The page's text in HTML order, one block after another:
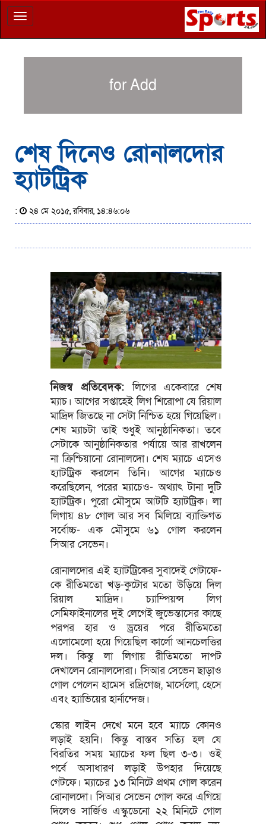
Toggle
navigation
for Add
শেষ দিনেও রোনালদোর
হ্যাটট্রিক
: ২৪ মে ২০১৫, রবিবার, ১৪:৪৬:০৬
নিজস্ব প্রতিবেদক:লিগের একেবারে শেষ
ম্যাচ। আগের সপ্তাহেই লিগ শিরোপা যে রিয়াল
মাদ্রিদ জিতছে না সেটা নিশ্চিত হয়ে গিয়েছিল।
শেষ ম্যাচটা তাই শুধুই আনুষ্ঠানিকতা। তবে
সেটাকে আনুষ্ঠানিকতার পর্যায়ে আর রাখলেন
না ক্রিশ্চিয়ানো রোনালদো। শেষ ম্যাচে এসেও
হ্যাটট্রিক করলেন তিনি। আগের ম্যাচেও
করেছিলেন, পরের ম্যাচেও- অথ্যাৎ টানা দুটি
হ্যাটট্রিক। পুরো মৌসুমে আটটি হ্যাটট্রিক। লা
লিগায় ৪৮ গোল আর সব মিলিয়ে ব্যাক্তিগত
সর্বোচ্চ- এক মৌসুমে ৬১ গোল করলেন
সিআর সেভেন।
রোনালদোর এই হ্যাটট্রিকের সুবাদেই গেটাফে-
কে রীতিমতো খড়-কুটোর মতো উড়িয়ে দিল
রিয়াল মাদ্রিদ। চ্যাম্পিয়ন্স লিগ
সেমিফাইনালের দুই লেগেই জুভেন্তাসের কাছে
পরপর হার ও ড্রয়ের পরে রীতিমতো
এলোমেলো হয়ে গিয়েছিল কার্লো আনচেলত্তির
দল। কিন্তু লা লিগায় রীতিমতো দাপট
দেখালেন রোনালদোরা। সিআর সেভেন ছাড়াও
গোল পেলেন হামেস রদ্রিগেজ, মার্সেলো, হেসে
এবং হ্যাভিয়ের হার্নান্দেজ।
স্কোর লাইন দেখে মনে হবে ম্যাচে কোনও
লড়াই হয়নি। কিন্তু বাস্তব সত্যি হল যে
বিরতির সময় ম্যাচের ফল ছিল ৩-৩। ওই
পর্বে অসাধারণ লড়াই উপহার দিয়েছে
গেটফে। ম্যাচের ১৩ মিনিটে প্রথম গোল করেন
রোনালদো। সিআর সেভেন গোল করে এগিয়ে
দিলেও সার্জিও এস্কুডেনো ২২ মিনিটে গোল